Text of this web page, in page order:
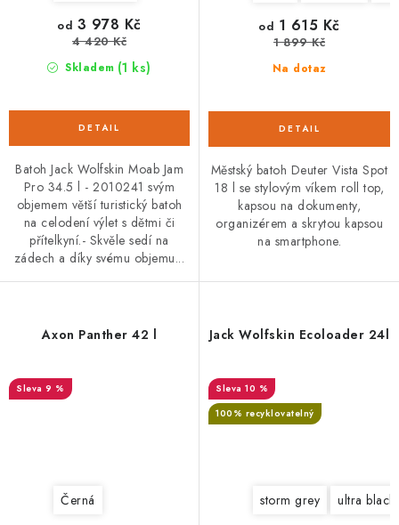
Skladem (1 ks)
od 3 978 Kč
4 420 Kč
Batoh Jack Wolfskin Moab Jam
Pro 34.5 l - 2010241 svým
objemem větší turistický batoh
na celodení výlet s dětmi či
přítelkyní.- Skvěle sedí na
zádech a díky svému objemu...
Na dotaz
od 1 615 Kč
1 899 Kč
Městský batoh Deuter Vista Spot
18 l se stylovým víkem roll top,
kapsou na dokumenty,
organizérem a skrytou kapsou
na smartphone.
Axon Panther 42 l
9 %
Černá
Jack Wolfskin Ecoloader 24l
10 %
100% recyklovatelný
storm grey ultra black